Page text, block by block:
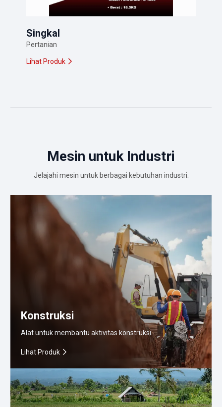
Singkal
Pertanian
Lihat Produk
Mesin untuk Industri
Jelajahi mesin untuk berbagai kebutuhan industri.
Konstruksi
Alat untuk membantu aktivitas konstruksi.
Lihat Produk